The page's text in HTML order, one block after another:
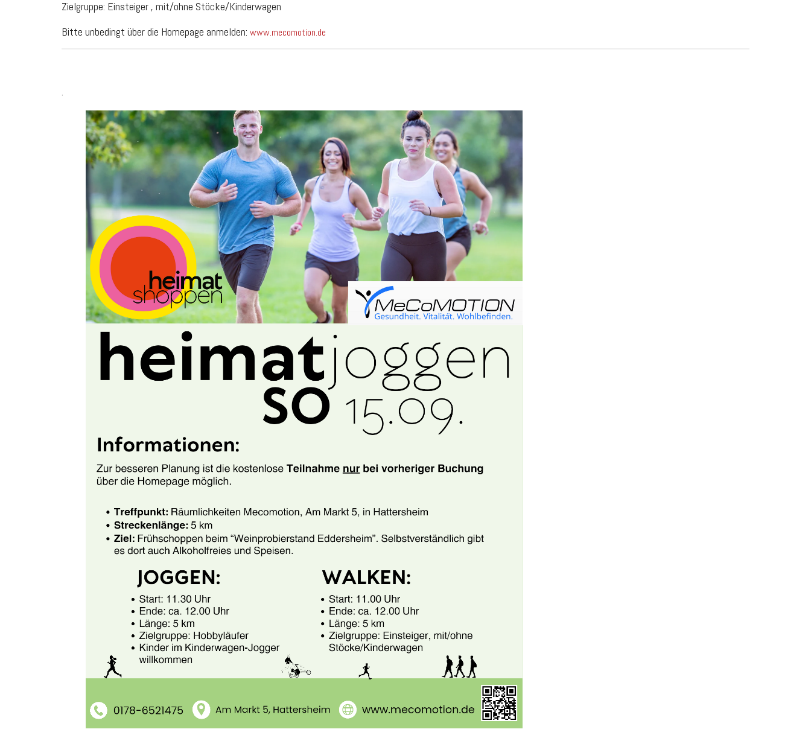
Zielgruppe: Einsteiger , mit/ohne Stöcke/Kinderwagen
Bitte unbedingt über die Homepage anmelden: www.mecomotion.de
.